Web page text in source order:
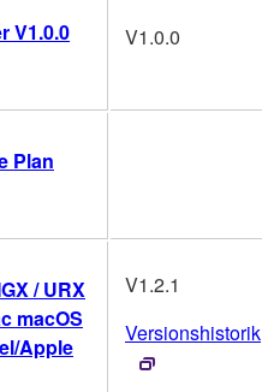
V1.0.0 V1.0.0
Plan
/ URX
macOS
Apple
V1.2.1
Versionshistorik